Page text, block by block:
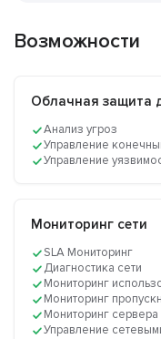
Возможности
Облачная защита
Анализ угроз
Управление
Управление
Мониторинг сети
SLA Мониторинг
Диагностика сети
Мониторинг
Мониторинг
Мониторинг сервера
Управление